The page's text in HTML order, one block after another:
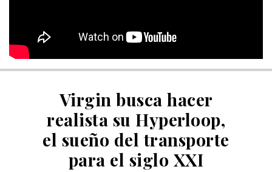
Virgin busca hacer
realista su Hyperloop,
el sueño del transporte
para el siglo XXI